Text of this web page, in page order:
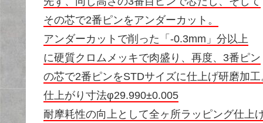
その芯で2番ピンをアンダーカット。
アンダーカットで削った「-0.3mm」分以上
に硬質クロムメッキで肉盛り、再度、3番ピン
の芯で2番ピンをSTDサイズに仕上げ研磨加工
仕上がり寸法φ29.990±0.005
耐摩耗性の向上として全ヶ所ラッピング仕上